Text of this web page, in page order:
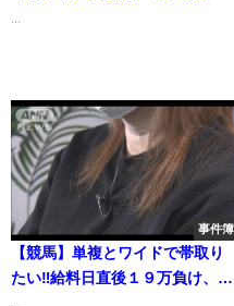
事件簿
【競馬】単複とワイドで帯取り
たい‼️給料日直後１９万負け、真